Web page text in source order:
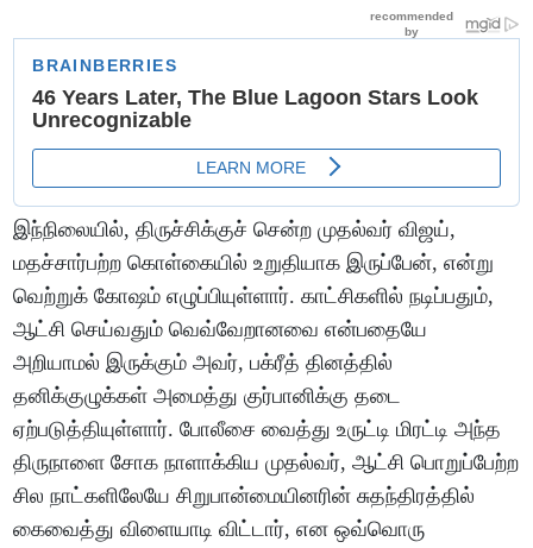
இந்நிலையில், திருச்சிக்குச் சென்ற முதல்வர் விஜய்,
மதச்சார்பற்ற கொள்கையில் உறுதியாக இருப்பேன், என்று
வெற்றுக் கோஷம் எழுப்பியுள்ளார். காட்சிகளில் நடிப்பதும்,
ஆட்சி செய்வதும் வெவ்வேறானவை என்பதையே
அறியாமல் இருக்கும் அவர், பக்ரீத் தினத்தில்
தனிக்குழுக்கள் அமைத்து குர்பானிக்கு தடை
ஏற்படுத்தியுள்ளார். போலீசை வைத்து உருட்டி மிரட்டி அந்த
திருநாளை சோக நாளாக்கிய முதல்வர், ஆட்சி பொறுப்பேற்ற
சில நாட்களிலேயே சிறுபான்மையினரின் சுதந்திரத்தில்
கைவைத்து விளையாடி விட்டார், என ஒவ்வொரு